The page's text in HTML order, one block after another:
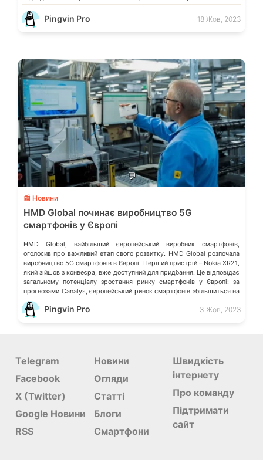
некитайські смартфони до 10 000 грн HMD Global починає
виробництво 5G смартфонів у Європі Представили Nokia G42 5G:
висока ремонтопридатність та 3 роки оновлень Одним із
Pingvin Pro 18 Жов, 2023
💬
📰 Новини
HMD Global починає виробництво 5G
смартфонів у Європі
HMD Global, найбільший європейський виробник смартфонів,
оголосив про важливий етап свого розвитку. HMD Global розпочала
виробництво 5G смартфонів в Європі. Перший пристрій – Nokia XR21,
який зійшов з конвеєра, вже доступний для придбання. Це відповідає
загальному потенціалу зростання ринку смартфонів у Європі: за
прогнозами Canalys, європейський ринок смартфонів збільшиться на
7% у 2024 році. 9 […]
Pingvin Pro 3 Жов, 2023
Telegram
Facebook
X (Twitter)
Google Новини
RSS
Новини
Огляди
Статті
Блоги
Смартфони
Швидкість
інтернету
Про команду
Підтримати
сайт